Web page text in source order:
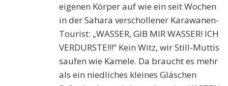
eigenen Körper auf wie ein seit Wochen
in der Sahara verschollener Karawanen-
Tourist: „WASSER, GIB MIR WASSER! ICH
VERDURSTE!!!“ Kein Witz, wir Still-Muttis
saufen wie Kamele. Da braucht es mehr
als ein niedliches kleines Gläschen